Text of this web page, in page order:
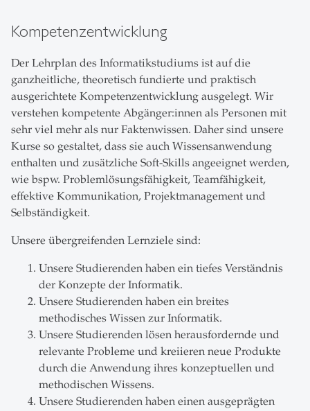
Kompetenzentwicklung
Der Lehrplan des Informatikstudiums ist auf die
ganzheitliche, theoretisch fundierte und praktisch
ausgerichtete Kompetenzentwicklung ausgelegt. Wir
verstehen kompetente Abgänger:innen als Personen mit
sehr viel mehr als nur Faktenwissen. Daher sind unsere
Kurse so gestaltet, dass sie auch Wissensanwendung
enthalten und zusätzliche Soft-Skills angeeignet werden,
wie bspw. Problemlösungsfähigkeit, Teamfähigkeit,
effektive Kommunikation, Projektmanagement und
Selbständigkeit.
Unsere übergreifenden Lernziele sind:
Unsere Studierenden haben ein tiefes Verständnis
der Konzepte der Informatik.
Unsere Studierenden haben ein breites
methodisches Wissen zur Informatik.
Unsere Studierenden lösen herausfordernde und
relevante Probleme und kreiieren neue Produkte
durch die Anwendung ihres konzeptuellen und
methodischen Wissens.
Unsere Studierenden haben einen ausgeprägten